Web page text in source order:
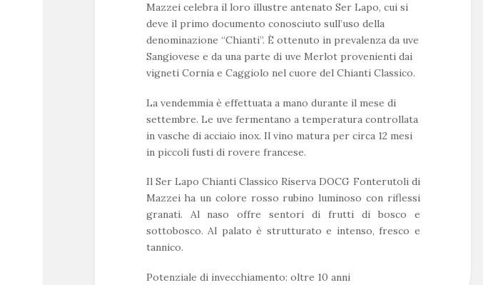
Mazzei celebra il loro illustre antenato Ser Lapo, cui si
deve il primo documento conosciuto sull’uso della
denominazione “Chianti”. È ottenuto in prevalenza da uve
Sangiovese e da una parte di uve Merlot provenienti dai
vigneti Cornia e Caggiolo nel cuore del Chianti Classico.
La vendemmia è effettuata a mano durante il mese di
settembre. Le uve fermentano a temperatura controllata
in vasche di acciaio inox. Il vino matura per circa 12 mesi
in piccoli fusti di rovere francese.
Il Ser Lapo Chianti Classico Riserva DOCG Fonterutoli di
Mazzei ha un colore rosso rubino luminoso con riflessi
granati. Al naso offre sentori di frutti di bosco e
sottobosco. Al palato è strutturato e intenso, fresco e
tannico.
Potenziale di invecchiamento: oltre 10 anni